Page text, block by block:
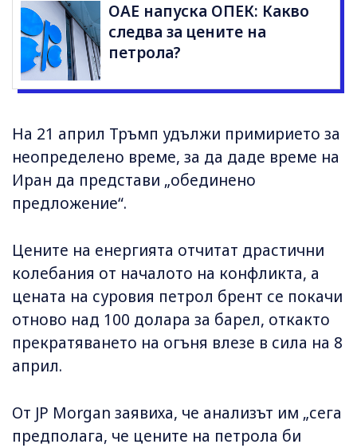
ОАЕ напуска ОПЕК: Какво
следва за цените на
петрола?
На 21 април Тръмп удължи примирието за
неопределено време, за да даде време на
Иран да представи „обединено
предложение“.
Цените на енергията отчитат драстични
колебания от началото на конфликта, а
цената на суровия петрол брент се покачи
отново над 100 долара за барел, откакто
прекратяването на огъня влезе в сила на 8
април.
От JP Morgan заявиха, че анализът им „сега
предполага, че цените на петрола би